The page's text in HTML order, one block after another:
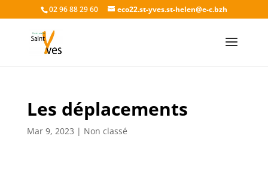
02 96 88 29 60 eco22.st-yves.st-helen@e-c.bzh
Les déplacements
Mar 9, 2023 | Non classé